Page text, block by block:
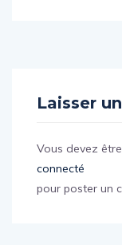
Vous devez être
connecté